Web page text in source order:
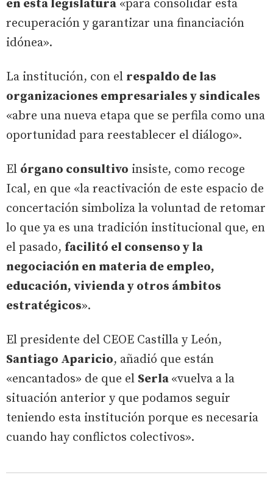
en esta legislatura «para consolidar esta
recuperación y garantizar una financiación
idónea».
La institución, con el respaldo de las
organizaciones empresariales y sindicales
«abre una nueva etapa que se perfila como una
oportunidad para reestablecer el diálogo».
El órgano consultivo insiste, como recoge
Ical, en que «la reactivación de este espacio de
concertación simboliza la voluntad de retomar
lo que ya es una tradición institucional que, en
el pasado, facilitó el consenso y la
negociación en materia de empleo,
educación, vivienda y otros ámbitos
estratégicos».
El presidente del CEOE Castilla y León,
Santiago Aparicio, añadió que están
«encantados» de que el Serla «vuelva a la
situación anterior y que podamos seguir
teniendo esta institución porque es necesaria
cuando hay conflictos colectivos».